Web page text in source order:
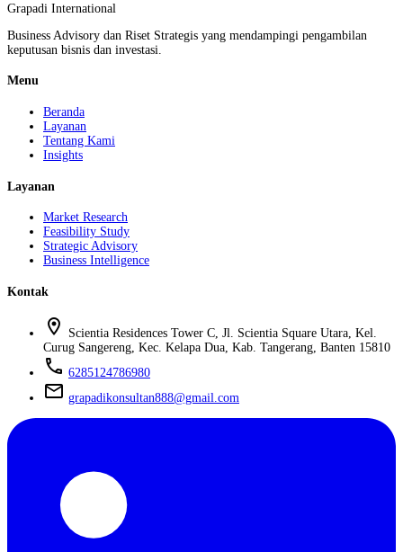
Grapadi International
Business Advisory dan Riset Strategis yang mendampingi pengambilan
keputusan bisnis dan investasi.
Menu
Beranda
Layanan
Tentang Kami
Insights
Layanan
Market Research
Feasibility Study
Strategic Advisory
Business Intelligence
Kontak
location_on
Scientia Residences Tower C, Jl. Scientia Square Utara, Kel.
Curug Sangereng, Kec. Kelapa Dua, Kab. Tangerang, Banten 15810
phone 6285124786980
mail grapadikonsultan888@gmail.com